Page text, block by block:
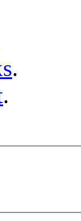
.
.